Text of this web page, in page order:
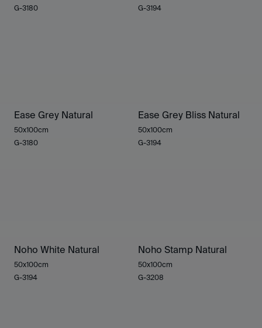
G-3180
G-3194
Ease Grey Natural
50x100cm
G-3180
Ease Grey Bliss Natural
50x100cm
G-3194
Noho White Natural
50x100cm
G-3194
Noho Stamp Natural
50x100cm
G-3208